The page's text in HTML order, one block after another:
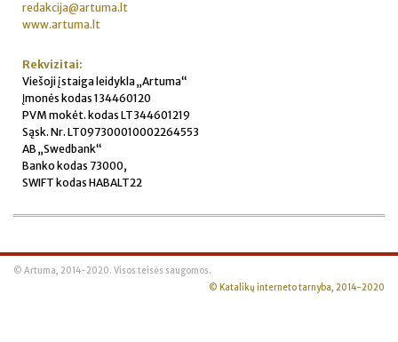
redakcija@artuma.lt
www.artuma.lt
Rekvizitai:
Viešoji įstaiga leidykla „Artuma“
Įmonės kodas 134460120
PVM mokėt. kodas LT344601219
Sąsk. Nr. LT097300010002264553
AB „Swedbank“
Banko kodas 73000,
SWIFT kodas HABALT22
© Artuma, 2014-2020. Visos teisės saugomos.
© Katalikų interneto tarnyba, 2014-2020